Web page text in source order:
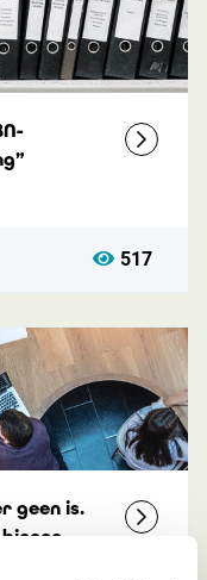
517
geen is.